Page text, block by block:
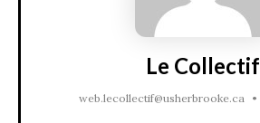
Le Collectif
web.lecollectif@usherbrooke.ca •